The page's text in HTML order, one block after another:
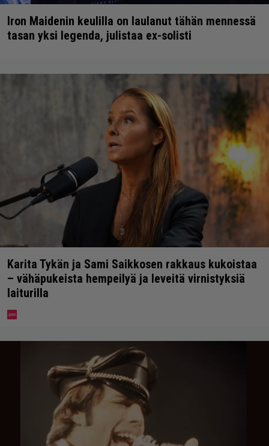
Iron Maidenin keulilla on laulanut tähän mennessä
tasan yksi legenda, julistaa ex-solisti
Karita Tykän ja Sami Saikkosen rakkaus kukoistaa
– vähäpukeista hempeilyä ja leveitä virnistyksiä
laiturilla